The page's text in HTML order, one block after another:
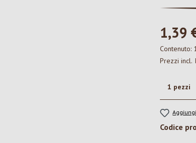
1,39
Contenuto:
Prezzi incl.
Codice